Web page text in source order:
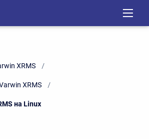
XRMS
XRMS
на Linux